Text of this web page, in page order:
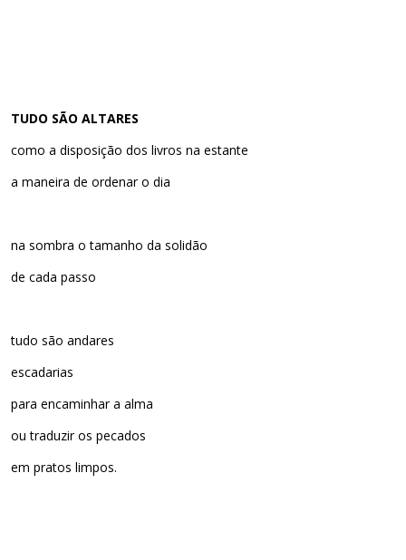
TUDO SÃO ALTARES
como a disposição dos livros na estante
a maneira de ordenar o dia
na sombra o tamanho da solidão
de cada passo
tudo são andares
escadarias
para encaminhar a alma
ou traduzir os pecados
em pratos limpos.